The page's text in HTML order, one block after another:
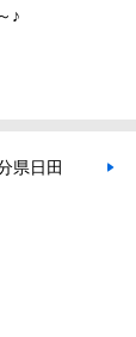
♪
県日田